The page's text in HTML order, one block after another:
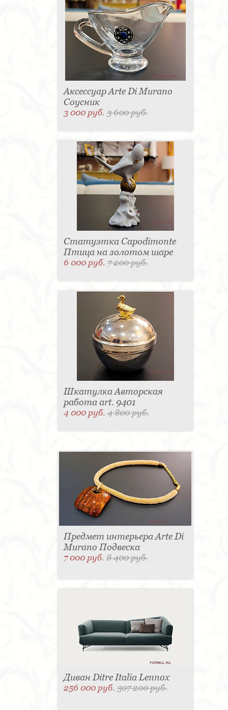
Аксессуар Arte Di Murano
Соусник
3 000 руб.3 600 руб.
Статуэтка Capodimonte
Птица на золотом шаре
6 000 руб.7 200 руб.
Шкатулка Авторская
работа art. 9401
4 000 руб.4 800 руб.
Предмет интерьера Arte Di
Murano Подвеска
7 000 руб.8 400 руб.
Диван Ditre Italia Lennox
256 000 руб.307 200 руб.